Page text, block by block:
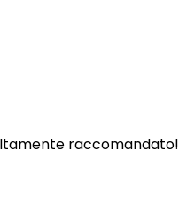
raccomandato!